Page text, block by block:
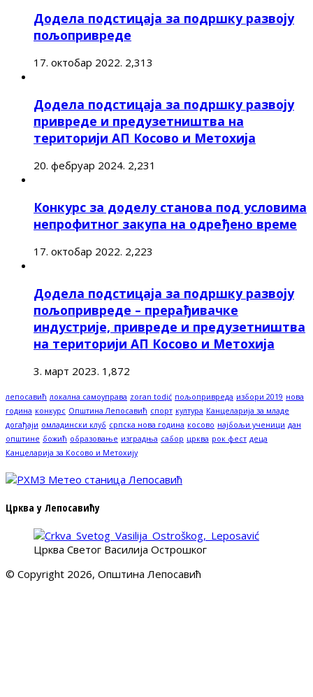
Додела подстицаја за подршку развоју
пољопривреде
17. октобар 2022. 2,313
Додела подстицаја за подршку развоју
привреде и предузетништва на
територији АП Косово и Метохија
20. фебруар 2024. 2,231
Конкурс за доделу станова под условима
непрофитног закупа на одређено време
17. октобар 2022. 2,223
Додела подстицаја за подршку развоју
пољопривреде – прерађивачке
индустрије, привреде и предузетништва
на територији АП Косово и Метохија
3. март 2023. 1,872
лепосавић локална самоуправа zoran todić пољопривреда избори 2019 нова
година конкурс Општина Лепосавић спорт култура Канцеларија за младе
догађаји омладински клуб српска нова година косово најбољи ученици дан
општине божић образовање изградња сабор црква рок фест деца
Канцеларија за Косово и Метохију
Црква у Лепосавићу
Црква Светог Василија Острошког
© Copyright 2026, Општина Лепосавић